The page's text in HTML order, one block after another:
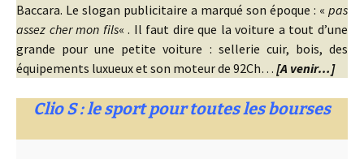
Baccara. Le slogan publicitaire a marqué son époque : « pas
assez cher mon fils« . Il faut dire que la voiture a tout d’une
grande pour une petite voiture : sellerie cuir, bois, des
équipements luxueux et son moteur de 92Ch… [A venir…]
Clio S : le sport pour toutes les bourses